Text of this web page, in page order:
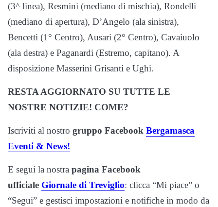
(3^ linea), Resmini (mediano di mischia), Rondelli
(mediano di apertura), D’Angelo (ala sinistra),
Bencetti (1° Centro), Ausari (2° Centro), Cavaiuolo
(ala destra) e Paganardi (Estremo, capitano). A
disposizione Masserini Grisanti e Ughi.
RESTA AGGIORNATO SU TUTTE LE
NOSTRE NOTIZIE! COME?
Iscriviti al nostro gruppo Facebook Bergamasca
Eventi & News!
E segui la nostra pagina Facebook
ufficiale Giornale di Treviglio: clicca “Mi piace” o
“Segui” e gestisci impostazioni e notifiche in modo da